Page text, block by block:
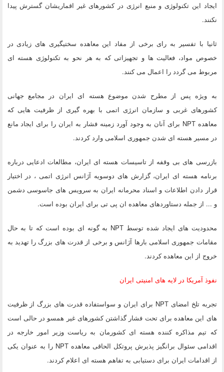
ایجاد این تکنولوژی و منبع انرژی در کشورهای غیر اقماریشان گسترش پیدا
نکنند.
ثانیا با تفسیر به رای برخی از مفاد این معاهده سختیگیری های زیادی در
خصوص مواد، فعالیت ها و تجهیزاتی که به هر نحو به تکنولوژی هسته ای
مربوط می گردد را اعمال می کنند.
به ویژه پس از مطرح شدن موضوع هسته ای ایران در مجامع جهانی
کشورهای غربی و سازمان انرژی اتمی با بهره گیری از ظرفیت هایی که
معاهده NPT برای آنان به وجود آورد زمینه فشار به ایران را برای ایجاد مانع
در مسیر هسته ای شدن جمهوری اسلامی وارد کردند.
بازرسی های بی وقفه از تاسیسات هسته ای ایران، مطالعات ادعایی درباره
برنامه هسته ای ایران، گزارش های دوسویه آژانس انرژی اتمی ، در اختیار
قرار دادن اطلاعات و اسناد محرمانه ایران به سرویس های جاسوسی دشمن
و ... از جمله دستاوردهای معاهده ان پی تی برای ایران بوده است.
محدودیت های ایجاد شده توسط NPT به گونه ای بوده است که تا به حال
مقامات جمهوری اسلامی بارها آژانس و برخی از قدرت های بزرگ را تهدید به
خروج از این معاهده کردند.
نفوذ آمریکا در لایه های امنیتی ایران
تجربه تلخ امضای NPT برای ایران و سواستفاده قدرت های بزرگ از ظرفیت
های این معاهده برای تحت فشار گذاشتن کشورهای غیر همسو در حالی است
که تیم مذاکره کننده هسته ای کشورمان به ریاست وزیر امور خارجه در
اقدامی سئوال برانگیز پذیرش پروتکل الحاقی معاهده NPT را به عنوان یکی
از اقدامات ایران برای دستیابی به تفاهم هسته ای اعلام کردند.